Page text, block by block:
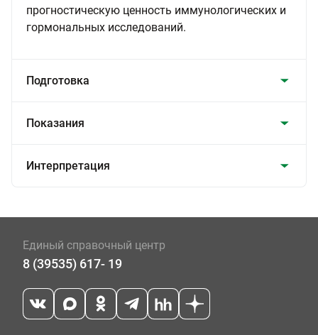
прогностическую ценность иммунологических и
гормональных исследований.
Подготовка
Показания
Интерпретация
Единый справочный центр
8 (39535) 617- 19